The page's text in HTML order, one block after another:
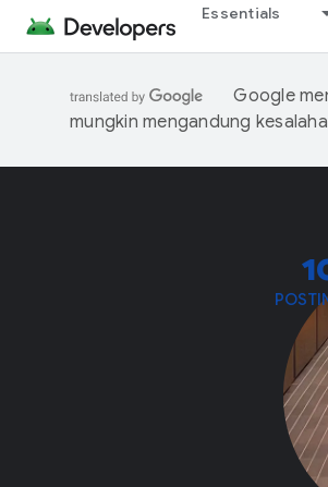
Essentials
Google
mungkin mengandung